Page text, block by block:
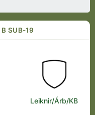
SUB-19
Leiknir/Árb/KB